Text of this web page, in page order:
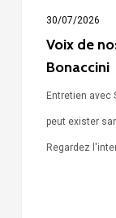
30/07/2026
Voix de
Bonaccini
Entretien avec
peut exister
Regardez